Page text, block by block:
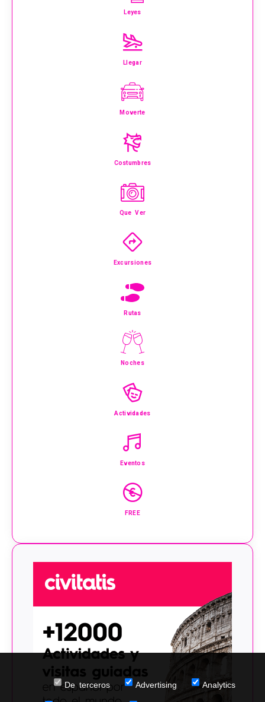
Leyes
Llegar
Moverte
Costumbres
Que Ver
Excursiones
Rutas
Noches
Actividades
Eventos
FREE
De terceros Advertising Analytics